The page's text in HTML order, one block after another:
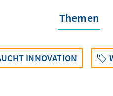
Themen
INNOVATION